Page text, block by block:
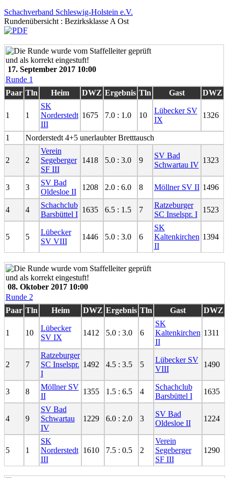
Schachverband Schleswig-Holstein e.V.
Rundenübersicht : Bezirksklasse A Ost
17. September 2017 10:00
Runde 1
Paar Tln Heim DWZ Ergebnis Tln Gast DWZ
1 1
SK
Norderstedt
III
1675 7.0 : 1.0 10
Lübecker SV
IX
1326
1 Norderstedt 4+5 unerlaubter Bretttausch
2 2
Verein
Segeberger
SF III
1418 5.0 : 3.0 9
SV Bad
Schwartau IV
1323
3 3
SV Bad
Oldesloe II
1208 2.0 : 6.0 8 Möllner SV II 1496
4 4
Schachclub
Barsbüttel I
1635 6.5 : 1.5 7
Ratzeburger
SC Inselspr. I
1523
5 5
Lübecker
SV VIII
1446 5.0 : 3.0 6
SK
Kaltenkirchen
II
1394
08. Oktober 2017 10:00
Runde 2
Paar Tln Heim DWZ Ergebnis Tln Gast DWZ
1 10
Lübecker
SV IX
1412 5.0 : 3.0 6
SK
Kaltenkirchen
II
1311
2 7
Ratzeburger
SC Inselspr.
I
1492 4.5 : 3.5 5
Lübecker SV
VIII
1490
3 8
Möllner SV
II
1355 1.5 : 6.5 4
Schachclub
Barsbüttel I
1635
4 9
SV Bad
Schwartau
IV
1229 6.0 : 2.0 3
SV Bad
Oldesloe II
1224
5 1
SK
Norderstedt
III
1610 7.5 : 0.5 2
Verein
Segeberger
SF III
1290